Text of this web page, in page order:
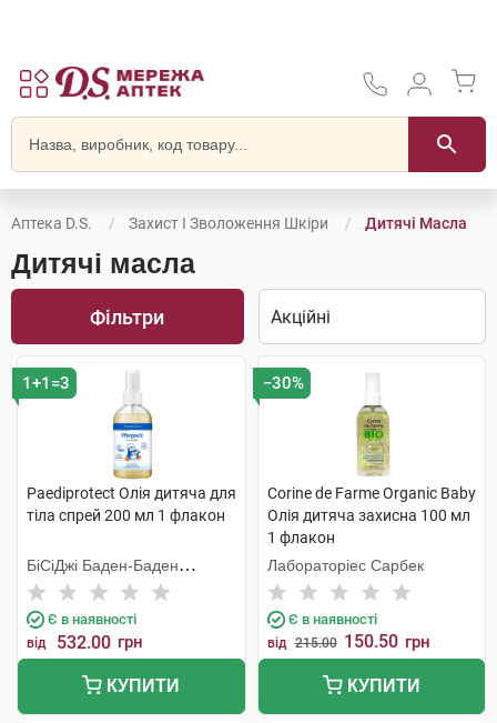
Аптека D.S. Захист І Зволоження Шкіри Дитячі Масла
Дитячі масла
Фільтри
1+1=3
Paediprotect Олія дитяча для
тіла спрей 200 мл 1 флакон
БіСіДжі Баден-Баден
Косметікс Груп Гмбх
Є в наявності
від 532.00 грн
КУПИТИ
−30%
Corine de Farme Organic Baby
Олія дитяча захисна 100 мл
1 флакон
Лабораторіес Сарбек
Є в наявності
від 215.00 150.50 грн
КУПИТИ